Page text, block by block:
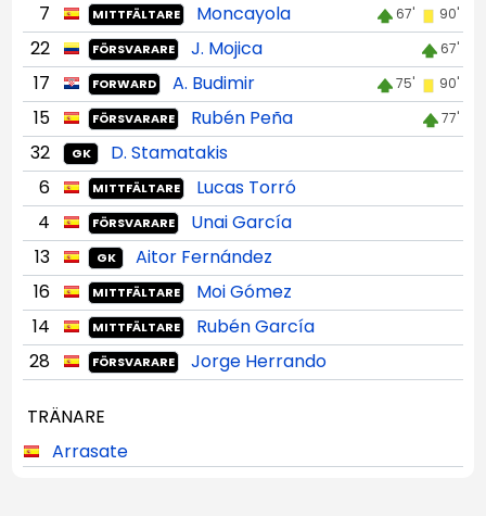
7 MITTFÄLTARE Moncayola 67' 90'
22 FÖRSVARARE J. Mojica 67'
17 FORWARD A. Budimir 75' 90'
15 FÖRSVARARE Rubén Peña 77'
32 GK
D. Stamatakis
6
MITTFÄLTARE
Lucas Torró
4
FÖRSVARARE
Unai García
13
GK
Aitor Fernández
16
MITTFÄLTARE
Moi Gómez
14
MITTFÄLTARE
Rubén García
28
FÖRSVARARE Jorge Herrando
TRÄNARE
Arrasate